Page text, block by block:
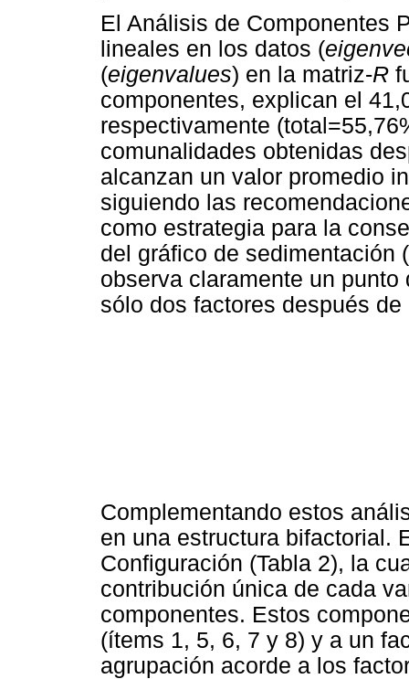
El Análisis de Componentes
lineales en los datos (
(eigenvalues) en la matriz-R
componentes, explican el
respectivamente
comunalidades obtenidas
alcanzan un valor promedio
siguiendo las
como estrategia para la
del gráfico de sedimentación
observa claramente un
sólo dos factores después
Complementando estos
en una estructura bifactorial.
Configuración (Tabla 2), la
contribución única de cada
componentes. Estos
(ítems 1, 5, 6, 7 y 8) y a un
agrupación acorde a los